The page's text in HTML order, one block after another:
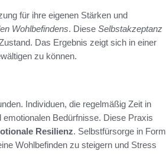
für ihre eigenen Stärken und
Wohlbefindens. Diese Selbstakzeptanz
Das Ergebnis zeigt sich in einer
zu können.
Individuen, die regelmäßig Zeit in
Bedürfnisse. Diese Praxis
Resilienz. Selbstfürsorge in Form
Wohlbefinden zu steigern und Stress